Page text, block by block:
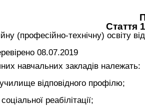
Стаття
(професійно-технічну) освіту
08.07.2019
навчальних закладів належать:
відповідного профілю;
реабілітації;